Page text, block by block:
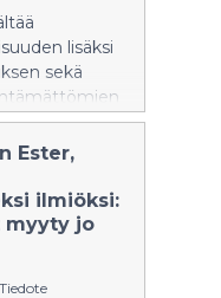
lisäksi
sekä
osaa.
Ester,
ilmiöksi:
myyty jo
Tiedote